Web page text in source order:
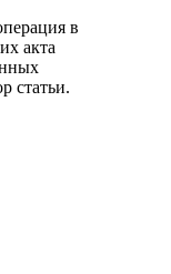
в
акта
статьи.